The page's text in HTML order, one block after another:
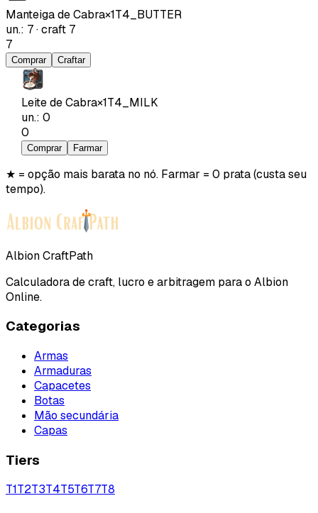
Manteiga de Cabra×1T4_BUTTER
un.: 7·craft 7
7
Comprar Craftar
Leite de Cabra×1T4_MILK
un.: 0
0
Comprar Farmar
★ = opção mais barata no nó. Farmar = 0 prata (custa seu
tempo).
Albion CraftPath
Calculadora de craft, lucro e arbitragem para o Albion
Online.
Categorias
Armas
Armaduras
Capacetes
Botas
Mão secundária
Capas
Tiers
T1T2T3T4T5T6T7T8